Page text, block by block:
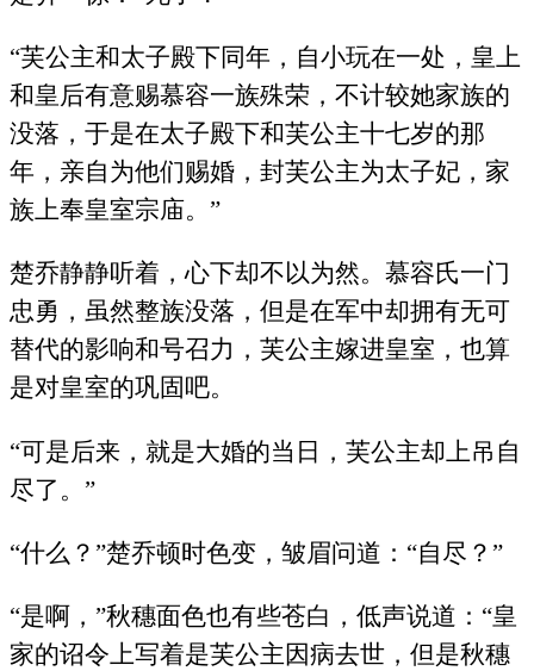
“芙公主和太子殿下同年，自小玩在一处，皇上
和皇后有意赐慕容一族殊荣，不计较她家族的
没落，于是在太子殿下和芙公主十七岁的那
年，亲自为他们赐婚，封芙公主为太子妃，家
族上奉皇室宗庙。”
楚乔静静听着，心下却不以为然。慕容氏一门
忠勇，虽然整族没落，但是在军中却拥有无可
替代的影响和号召力，芙公主嫁进皇室，也算
是对皇室的巩固吧。
“可是后来，就是大婚的当日，芙公主却上吊自
尽了。”
“什么？”楚乔顿时色变，皱眉问道：“自尽？”
“是啊，”秋穗面色也有些苍白，低声说道：“皇
家的诏令上写着是芙公主因病去世，但是秋穗